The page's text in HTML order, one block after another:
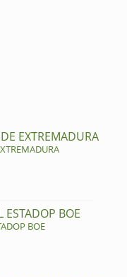
EXTREMADURA
ESTADOP BOE
BOE